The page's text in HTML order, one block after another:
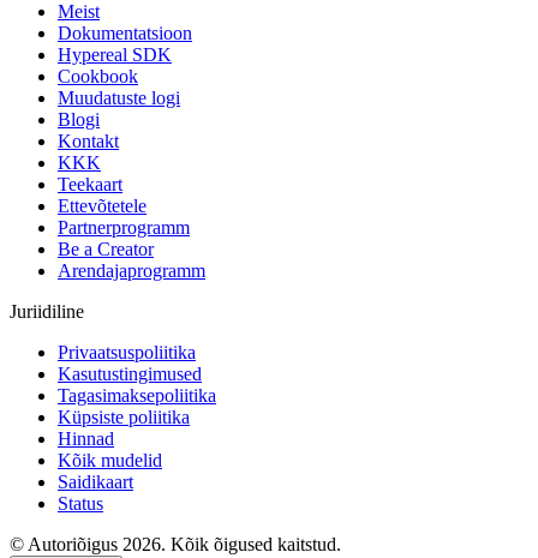
Meist
Dokumentatsioon
Hypereal SDK
Cookbook
Muudatuste logi
Blogi
Kontakt
KKK
Teekaart
Ettevõtetele
Partnerprogramm
Be a Creator
Arendajaprogramm
Juriidiline
Privaatsuspoliitika
Kasutustingimused
Tagasimaksepoliitika
Küpsiste poliitika
Hinnad
Kõik mudelid
Saidikaart
Status
© Autoriõigus 2026. Kõik õigused kaitstud.